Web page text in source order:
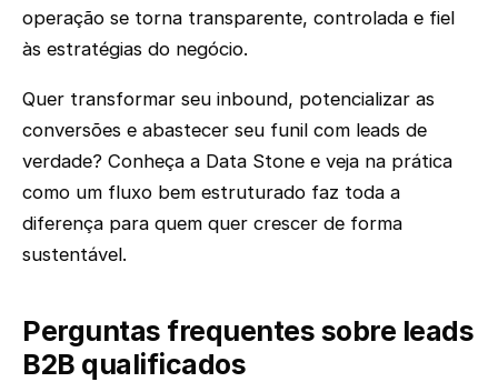
operação se torna transparente, controlada e fiel
às estratégias do negócio.
Quer transformar seu inbound, potencializar as
conversões e abastecer seu funil com leads de
verdade? Conheça a Data Stone e veja na prática
como um fluxo bem estruturado faz toda a
diferença para quem quer crescer de forma
sustentável.
Perguntas frequentes sobre leads
B2B qualificados